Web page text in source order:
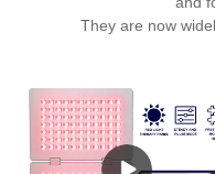
They are now